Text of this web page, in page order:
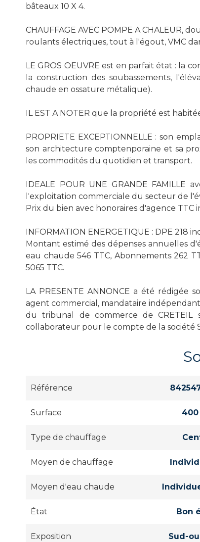
bâteaux 10 X 4.
CHAUFFAGE AVEC POMPE A CHALEUR,
roulants électriques, tout à l'égout, VMC
LE GROS OEUVRE est en parfait état : la
la construction des soubassements,
chaude en ossature métalique).
IL EST A NOTER que la propriété est
PROPRIETE EXCEPTIONNELLE : son
son architecture comptenporaine et sa
les commodités du quotidien et transport.
IDEALE POUR UNE GRANDE
l'exploitation commerciale du secteur de
Prix du bien avec honoraires d'agence
INFORMATION ENERGETIQUE : DPE 218
Montant estimé des dépenses annuelles
eau chaude 546 TTC, Abonnements 262
5065 TTC.
LA PRESENTE ANNONCE a été rédigée
agent commercial, mandataire indépendant
du tribunal de commerce de CRETEIL
collaborateur pour le compte de la société
Référence
Surface 400
Type de chauffage
Moyen de chauffage
Moyen d'eau chaude
État Bon
Exposition Sud-